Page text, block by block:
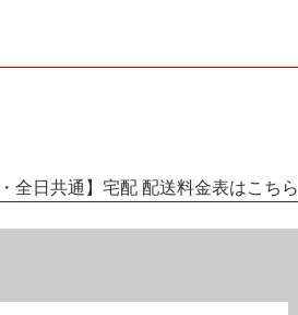
全日共通】 宅配 配送料金表はこちら